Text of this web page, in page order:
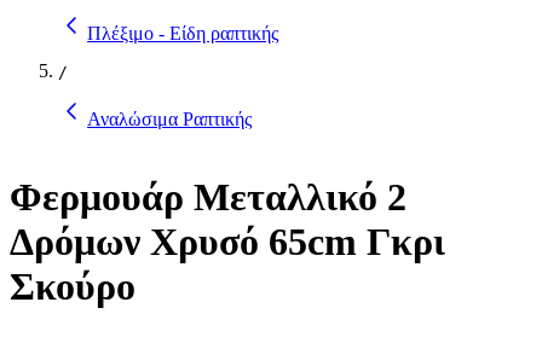
Πλέξιμο - Είδη ραπτικής
/
Αναλώσιμα Ραπτικής
Φερμουάρ Μεταλλικό 2
Δρόμων Χρυσό 65cm Γκρι
Σκούρο